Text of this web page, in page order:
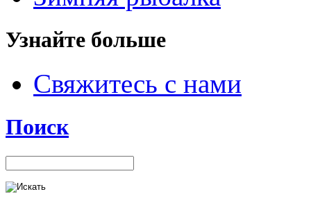
Узнайте больше
Свяжитесь с нами
Поиск